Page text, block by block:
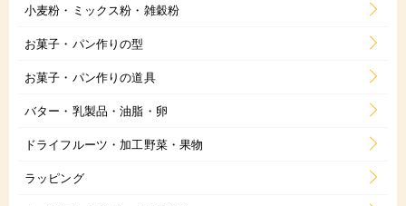
小麦粉・ミックス粉・雑穀粉
お菓子・パン作りの型
お菓子・パン作りの道具
バター・乳製品・油脂・卵
ドライフルーツ・加工野菜・果物
ラッピング